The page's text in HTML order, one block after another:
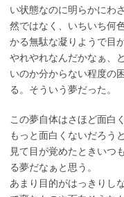
い状態なのに明らかにわ
然ではなく、いちいち何
かる無駄な凝りようで目
やれやれなんだかなぁ、
いのか分からない程度の
る。そういう夢だった。
この夢自体はさほど面白
もっと面白くないだろう
見て目が覚めたときいつ
る夢だなぁと思う。
あまり目的がはっきりし